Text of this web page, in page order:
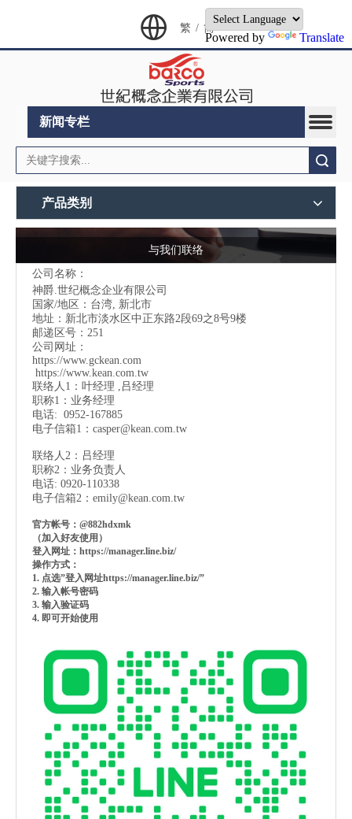
Powered by Translate
繁 / 简
新闻专栏
产品类别
与我们联络
公司名称：
神爵.世纪概念企业有限公司
国家/地区：台湾, 新北市
地址： 新北市淡水区中正东路2段69之8号9楼
邮递区号：251
公司网址：
https://www.gckean.com
https://www.kean.com.tw
联络人1：叶经理 ,吕经理
职称1：业务经理
电话: 0952-167885
电子信箱1： casper@kean.com.tw
联络人2：吕经理
职称2：业务负责人
电话: 0920-110338
电子信箱2： emily@kean.com.tw
官方帐号：@882hdxmk
（加入好友使用）
登入网址：https://manager.line.biz/
操作方式：
1. 点选”登入网址https://manager.line.biz/”
2. 输入帐号密码
3. 输入验证码
4. 即可开始使用